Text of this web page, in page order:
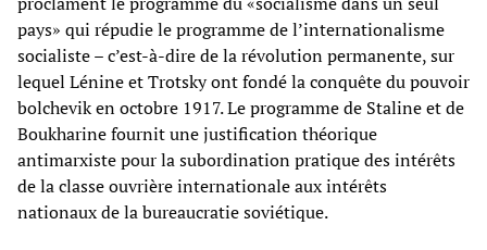
pays» qui répudie le programme de l’internationalisme
socialiste – c’est-à-dire de la révolution permanente, sur
lequel Lénine et Trotsky ont fondé la conquête du pouvoir
bolchevik en octobre 1917. Le programme de Staline et de
Boukharine fournit une justification théorique
antimarxiste pour la subordination pratique des intérêts
de la classe ouvrière internationale aux intérêts
nationaux de la bureaucratie soviétique.